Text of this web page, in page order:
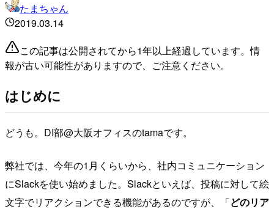
たまちゃん
2019.03.14
この記事は公開されてから1年以上経過しています。情
報が古い可能性がありますので、ご注意ください。
はじめに
どうも。DI部@大阪オフィスのtamaです。
弊社では、今年の1月くらいから、社内コミュニケーション
にSlackを使い始めました。Slackといえば、投稿に対して絵
文字でリアクションできる機能があるのですが、「どのリア